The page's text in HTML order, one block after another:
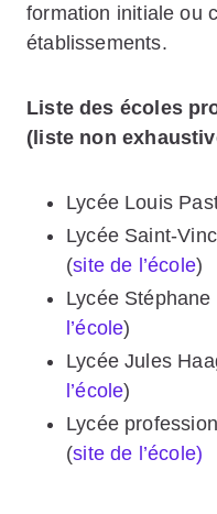
formation initiale ou
établissements.
Liste des écoles
(liste non
Lycée Louis
Lycée Saint-
(site de l’école)
Lycée
l’école)
Lycée Jules
l’école)
Lycée
(site de l’école)